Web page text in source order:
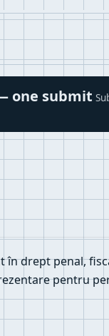
one submit
în drept penal,
pentru